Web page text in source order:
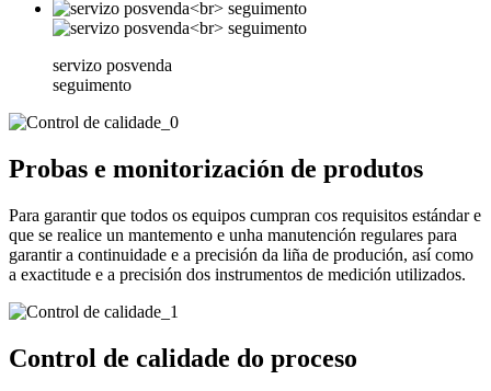
servizo posvenda
seguimento
Probas e monitorización de produtos
Para garantir que todos os equipos cumpran cos requisitos estándar e
que se realice un mantemento e unha manutención regulares para
garantir a continuidade e a precisión da liña de produción, así como
a exactitude e a precisión dos instrumentos de medición utilizados.
Control de calidade do proceso